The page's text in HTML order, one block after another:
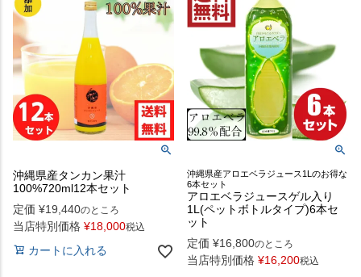
沖縄県産タンカン果汁
100%720ml12本セット
定価 ¥19,440のところ
当店特別価格 ¥18,000税込
カートに入れる
沖縄県産アロエベラジュース1Lのお得な
6本セット
アロエベラジュースゲル入り
1L(ペットボトルタイプ)6本セ
ット
定価 ¥16,800のところ
当店特別価格 ¥16,200税込